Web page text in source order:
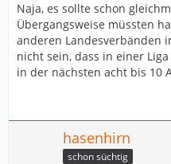
Naja, es sollte schon
Übergangsweise müssten
anderen Landesverbänden
nicht sein, dass in einer
in der nächsten acht bis 10
hasenhirn
schon süchtig